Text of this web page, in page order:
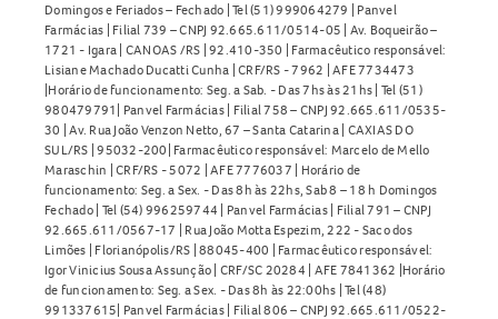
Domingos e Feriados – Fechado | Tel (51) 999064279 | Panvel
Farmácias | Filial 739 – CNPJ 92.665.611/0514-05 | Av. Boqueirão –
1721 - Igara | CANOAS /RS | 92.410-350 | Farmacêutico responsável:
Lisiane Machado Ducatti Cunha | CRF/RS - 7962 | AFE 7734473
|Horário de funcionamento: Seg. a Sab. - Das 7hs às 21hs | Tel (51)
980479791| Panvel Farmácias | Filial 758 – CNPJ 92.665.611/0535-
30 | Av. Rua João Venzon Netto, 67 – Santa Catarina | CAXIAS DO
SUL/RS | 95032-200| Farmacêutico responsável: Marcelo de Mello
Maraschin | CRF/RS - 5072 | AFE 7776037 | Horário de
funcionamento: Seg. a Sex. - Das 8h às 22hs, Sab 8 – 18 h Domingos
Fechado | Tel (54) 996259744 | Panvel Farmácias | Filial 791 – CNPJ
92.665.611/0567-17 | Rua João Motta Espezim, 222 - Saco dos
Limões | Florianópolis/RS | 88045-400 | Farmacêutico responsável:
Igor Vinicius Sousa Assunção | CRF/SC 20284 | AFE 7841362 |Horário
de funcionamento: Seg. a Sex. - Das 8h às 22:00hs | Tel (48)
991337615| Panvel Farmácias | Filial 806 – CNPJ 92.665.611/0522-